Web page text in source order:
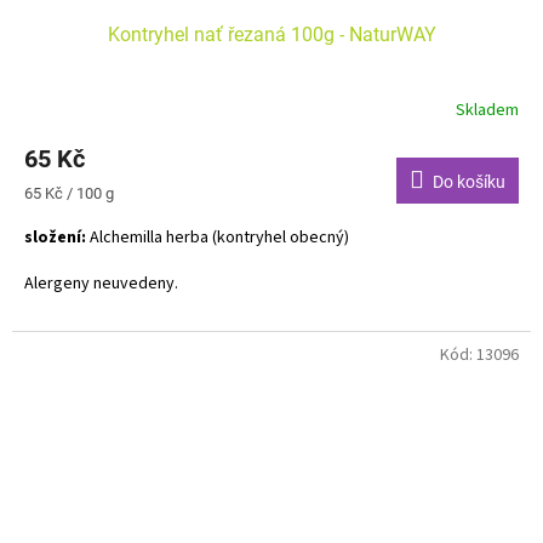
Kontryhel nať řezaná 100g - NaturWAY
Skladem
65 Kč
Měrná
65 Kč / 100 g
Do košíku
složení: Alchemilla herba (kontryhel obecný)
Alergeny neuvedeny.
Kód: 13096